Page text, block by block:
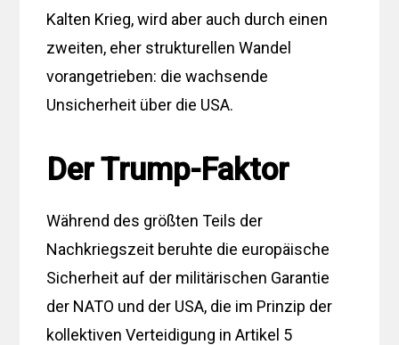
Kalten Krieg, wird aber auch durch einen
zweiten, eher strukturellen Wandel
vorangetrieben: die wachsende
Unsicherheit über die USA.
Der Trump-Faktor
Während des größten Teils der
Nachkriegszeit beruhte die europäische
Sicherheit auf der militärischen Garantie
der NATO und der USA, die im Prinzip der
kollektiven Verteidigung in Artikel 5